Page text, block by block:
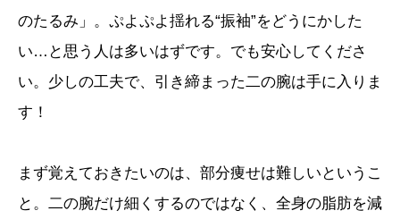
のたるみ」。ぷよぷよ揺れる“振袖”をどうにかした
い…と思う人は多いはずです。でも安心してくださ
い。少しの工夫で、引き締まった二の腕は手に入りま
す！
まず覚えておきたいのは、部分痩せは難しいというこ
と。二の腕だけ細くするのではなく、全身の脂肪を減